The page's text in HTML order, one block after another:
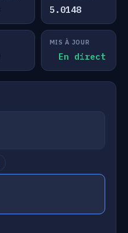
5.0148
MIS À JOUR
En direct